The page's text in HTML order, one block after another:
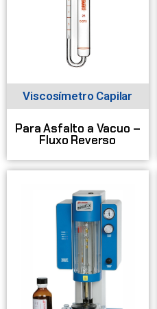
Viscosímetro Capilar
Para Asfalto a Vacuo –
Fluxo Reverso